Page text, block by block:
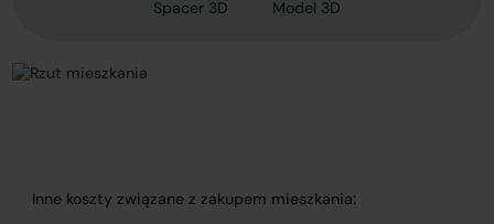
Spacer 3D Model 3D
Inne koszty związane z zakupem mieszkania: